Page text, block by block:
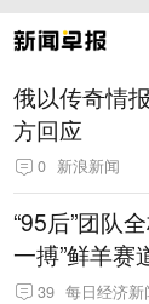
俄以传奇情
方回应
0 新浪新闻
“95后”团队
一搏”鲜羊赛
39 每日经济新